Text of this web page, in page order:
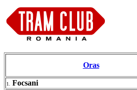
Oras
1. Focsani